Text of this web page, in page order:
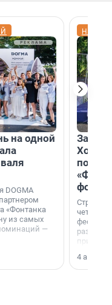
на одной
DOGMA
«Фонтанка
из самых
—
раз
4